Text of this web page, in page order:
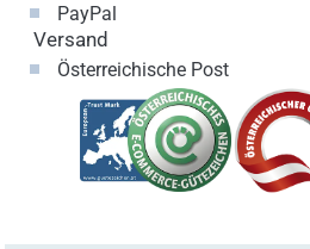
PayPal
Versand
Österreichische Post